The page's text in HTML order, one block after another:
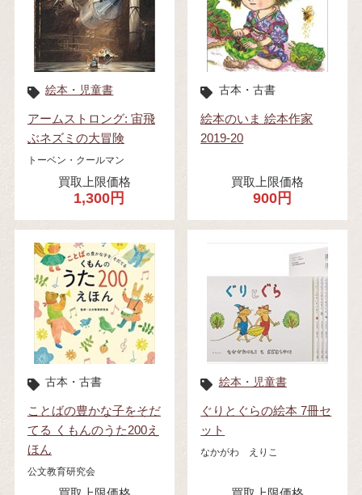
絵本・児童書
アームストロング: 宙飛
ぶネズミの大冒険
トーベン・クールマン
買取上限価格
1,300円
古本・古書
絵本のいま 絵本作家
2019-20
買取上限価格
900円
古本・古書
ことばの豊かな子をそだ
てる くもんのうた200え
ほん
公文教育研究会
絵本・児童書
ぐりとぐらの絵本 7冊セ
ット
なかがわ えりこ